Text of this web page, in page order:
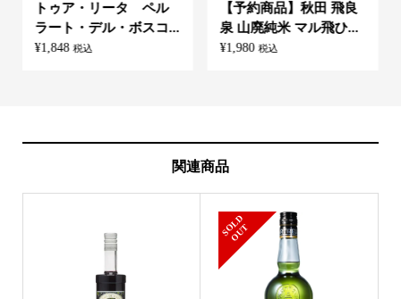
トゥア・リータ ペル
ラート・デル・ボスコ...
¥1,848 税込
【予約商品】秋田 飛良
泉 山廃純米 マル飛ひ...
¥1,980 税込
関連商品
S
O
L
D
O
U
T